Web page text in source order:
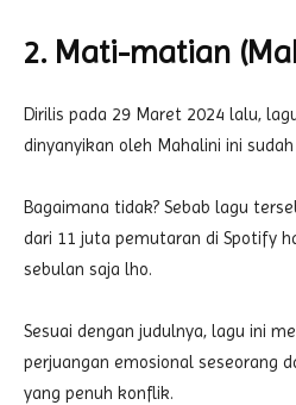
2. Mati-matian
Dirilis pada 29 Maret 2024 lalu,
dinyanyikan oleh Mahalini ini
Bagaimana tidak? Sebab lagu
dari 11 juta pemutaran di Spotify
sebulan saja lho.
Sesuai dengan judulnya, lagu ini
perjuangan emosional seseorang
yang penuh konflik.